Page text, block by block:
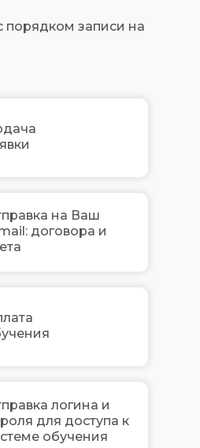
порядком записи на
на Ваш
договора и
логина и
для доступа к
обучения